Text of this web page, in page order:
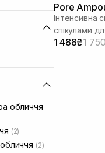
обличчя
(2)
(2)
Pore
Інтенсивна
спікулами
1 488₴1